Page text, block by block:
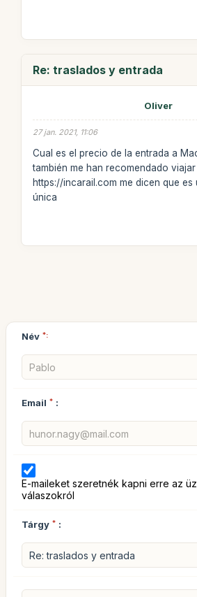
Re: traslados y entrada
Oliver
27 jan. 2021, 11:06
Cual es el precio de la entrada a
también me han recomendado viajar
https://incarail.com me dicen que es
única
Név *:
Email * :
E-maileket szeretnék kapni erre az
válaszokról
Tárgy * :